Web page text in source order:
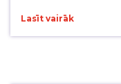
Lasīt vairāk